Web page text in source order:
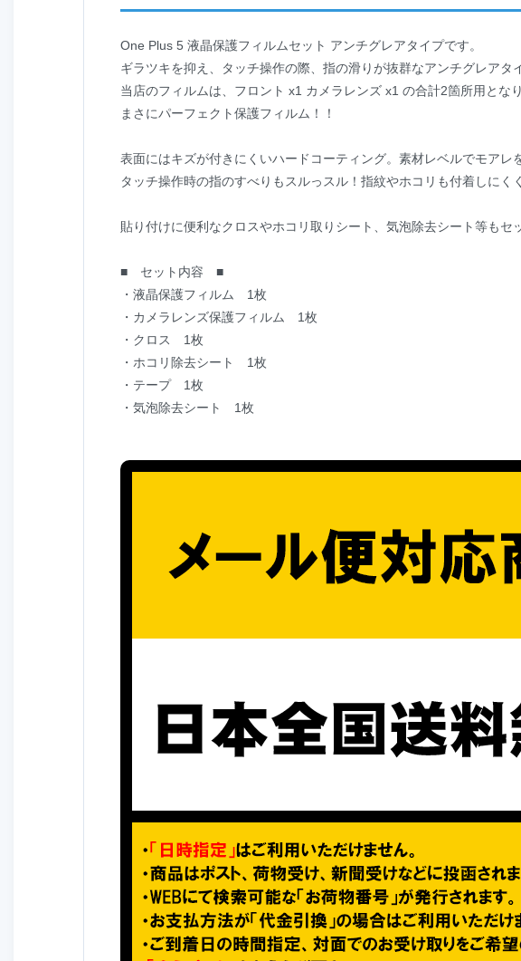
One Plus 5 液晶保護フィルムセット アンチグレアタイプです。
ギラツキを抑え、タッチ操作の際、指の滑りが抜群なアンチグレアタ
当店のフィルムは、フロント x1 カメラレンズ x1 の合計2箇所用とな
まさにパーフェクト保護フィルム！！
表面にはキズが付きにくいハードコーティング。素材レベルでモアレ
タッチ操作時の指のすべりもスルっスル！指紋やホコリも付着しにく
貼り付けに便利なクロスやホコリ取りシート、気泡除去シート等もセ
■ セット内容 ■
・液晶保護フィルム 1枚
・カメラレンズ保護フィルム 1枚
・クロス 1枚
・ホコリ除去シート 1枚
・テープ 1枚
・気泡除去シート 1枚